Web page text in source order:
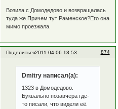
Возила с Домодедово и возвращалась
туда же.Причем тут Раменское?Его она
мимо проезжала.
Поделиться 874
2011-04-06 13:53
Dmitry написал(а):
1323 в Домодедово.
Буквально позавчера где-
то писали, что видели её.